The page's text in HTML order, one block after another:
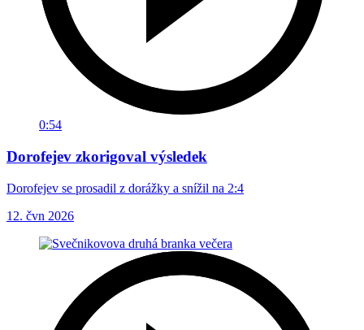
0:54
Dorofejev zkorigoval výsledek
Dorofejev se prosadil z dorážky a snížil na 2:4
12. čvn 2026